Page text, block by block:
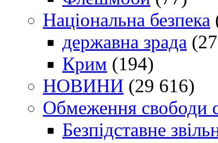
Національна безпека
державна зрада
Крим (194)
НОВИНИ (29 616)
Обмеження свободи
Безпідставне